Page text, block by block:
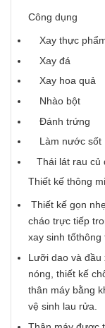
Công dụng
Xay thực
Xay đá
Xay hoa quả
Nhào bột
Đánh trứng
Làm nước sốt
Thái lát rau củ
Thiết kế thông
Thiết kế gọn
cháo trực tiếp
xay sinh tốthông
Lưỡi dao và đầu
nóng, thiết kế
thân máy bằng
vệ sinh lau rửa.